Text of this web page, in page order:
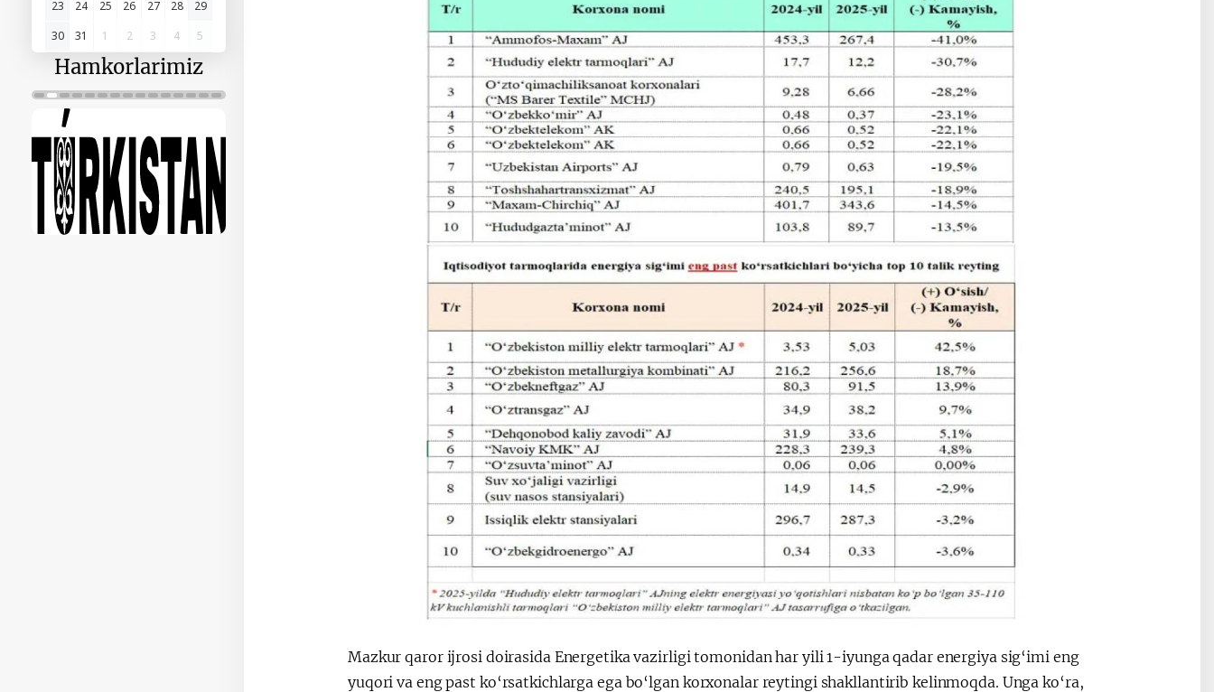
23
24 25 26 27 28
29
30
31 1 2 3 4 5
Hamkorlarimiz
Mazkur qaror ijrosi doirasida Energetika vazirligi tomonidan har yili 1-iyunga qadar energiya sig‘imi eng
yuqori va eng past ko‘rsatkichlarga ega bo‘lgan korxonalar reytingi shakllantirib kelinmoqda. Unga ko‘ra,